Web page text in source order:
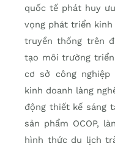
quốc tế phát huy
vọng phát triển kinh
truyền thống trên
tạo môi trường
cơ sở công
kinh doanh làng
động thiết kế sáng
sản phẩm OCOP,
hình thức du lịch